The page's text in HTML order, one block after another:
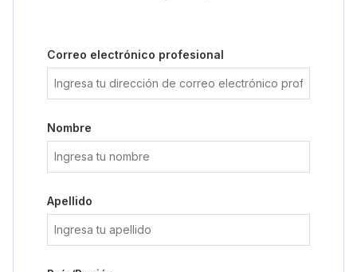
Correo electrónico profesional
Nombre
Apellido